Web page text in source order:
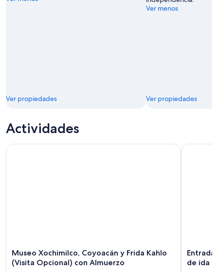
Ver propiedades
Ver menos
Ver propiedades
Actividades
Museo Xochimilco, Coyoacán y Frida Kahlo
(Visita Opcional) con Almuerzo
Museo Xochimilco, Coyoacán y Frida Kahlo (Visita
Entrada
de ida
Entrada a